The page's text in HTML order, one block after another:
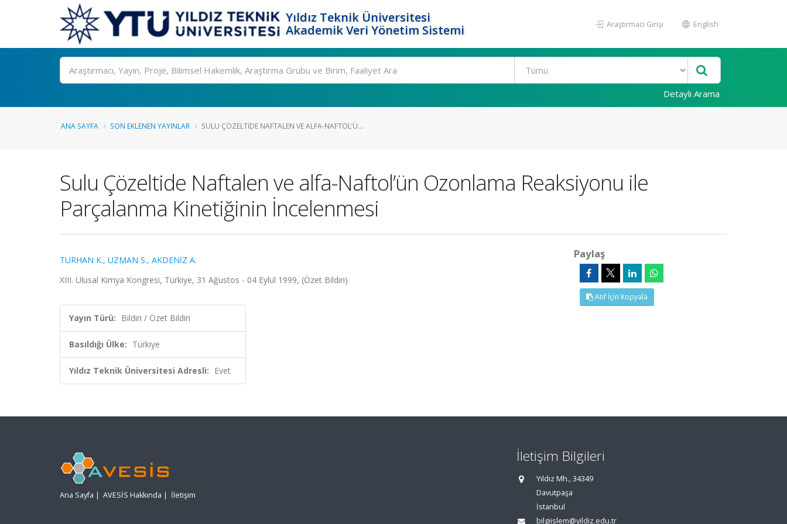
Yıldız Teknik Üniversitesi
Akademik Veri Yönetim Sistemi
Araştırmacı Girişi English
Ara
Detaylı Arama
ANA SAYFA SON EKLENEN YAYINLAR SULU ÇÖZELTIDE NAFTALEN VE ALFA-NAFTOL’Ü...
Sulu Çözeltide Naftalen ve alfa-Naftol’ün Ozonlama Reaksiyonu ile
Parçalanma Kinetiğinin İncelenmesi
TURHAN K., UZMAN S., AKDENİZ A.
XIII. Ulusal Kimya Kongresi, Türkiye, 31 Ağustos - 04 Eylül 1999, (Özet Bildiri)
Yayın Türü: Bildiri / Özet Bildiri
Basıldığı Ülke: Türkiye
Yıldız Teknik Üniversitesi Adresli: Evet
Paylaş
Atıf İçin Kopyala
Ana Sayfa | AVESİS Hakkında | İletişim
İletişim Bilgileri
Yıldız Mh., 34349
Davutpaşa
İstanbul
bilgiislem@yildiz.edu.tr